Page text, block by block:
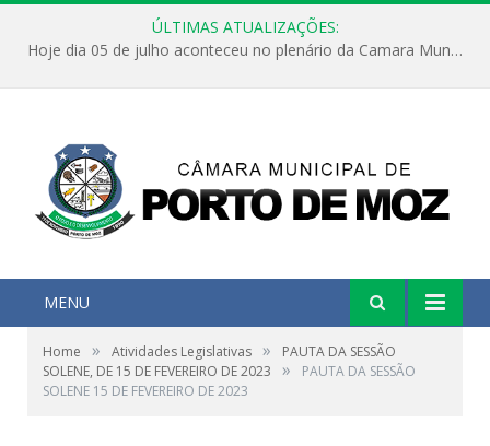
ÚLTIMAS ATUALIZAÇÕES:
Hoje dia 05 de julho aconteceu no plenário da Camara Municipal de Porto de Moz a Sessão Solene de Abertura dos Trabalhos Legislativos 2º Período da 23ª Legislatura
MENU
Home » Atividades Legislativas »
PAUTA DA SESSÃO
SOLENE, DE 15 DE FEVEREIRO DE 2023
»
PAUTA DA SESSÃO
SOLENE 15 DE FEVEREIRO DE 2023